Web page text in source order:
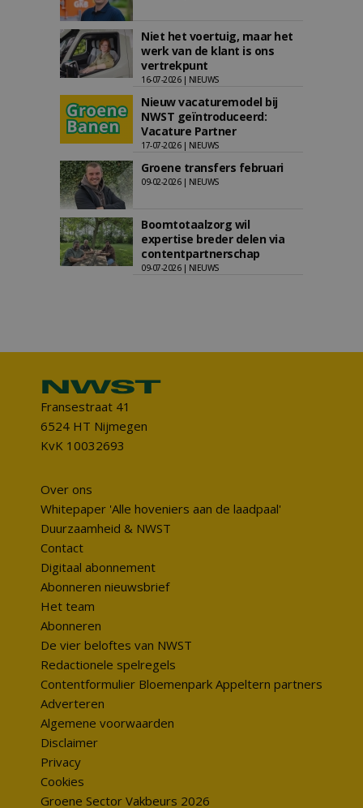
Niet het voertuig, maar het
werk van de klant is ons
vertrekpunt
16-07-2026 | NIEUWS
Nieuw vacaturemodel bij
NWST geïntroduceerd:
Vacature Partner
17-07-2026 | NIEUWS
Groene transfers februari
09-02-2026 | NIEUWS
Boomtotaalzorg wil
expertise breder delen via
contentpartnerschap
09-07-2026 | NIEUWS
Fransestraat 41
6524 HT Nijmegen
KvK 10032693
Over ons
Whitepaper 'Alle hoveniers aan de laadpaal'
Duurzaamheid & NWST
Contact
Digitaal abonnement
Abonneren nieuwsbrief
Het team
Abonneren
De vier beloftes van NWST
Redactionele spelregels
Contentformulier Bloemenpark Appeltern partners
Adverteren
Algemene voorwaarden
Disclaimer
Privacy
Cookies
Groene Sector Vakbeurs 2026